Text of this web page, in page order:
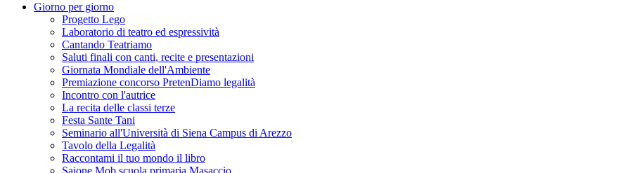
Giorno per giorno
Progetto Lego
Laboratorio di teatro ed espressività
Cantando Teatriamo
Saluti finali con canti, recite e presentazioni
Giornata Mondiale dell'Ambiente
Premiazione concorso PretenDiamo legalità
Incontro con l'autrice
La recita delle classi terze
Festa Sante Tani
Seminario all'Università di Siena Campus di Arezzo
Tavolo della Legalità
Raccontami il tuo mondo il libro